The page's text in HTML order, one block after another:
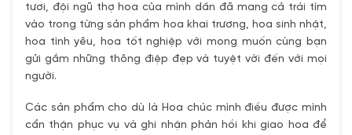
tươi, đội ngũ thợ hoa của mình dần đã mang cả trái tím
vào trong từng sản phẩm hoa khai trương, hoa sinh nhật,
hoa tình yêu, hoa tốt nghiệp với mong muốn cùng bạn
gửi gắm những thông điệp đẹp và tuyệt vời đến với mọi
người.
Các sản phẩm cho dù là Hoa chúc mình điều được mình
cẩn thận phục vụ và ghi nhận phản hồi khi giao hoa để